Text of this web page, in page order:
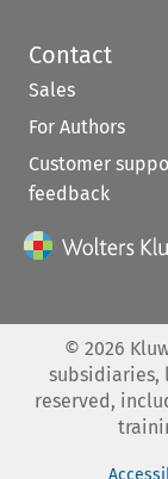
Contact
Sales
For Authors
Customer
feedback
© 2026
subsidiaries,
reserved,